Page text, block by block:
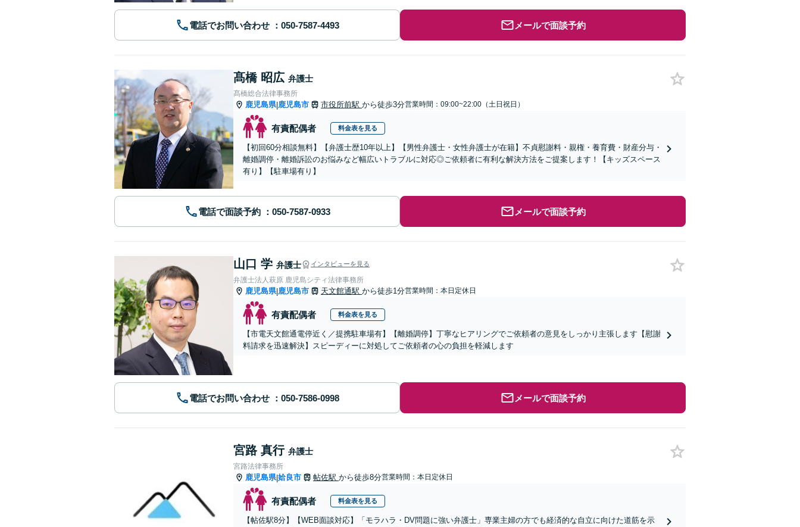
電話でお問い合わせ メールで面談予約
髙橋 昭広 弁護士
髙橋総合法律事務所
鹿児島県|鹿児島市 市役所前駅 から徒歩3分営業時間：09:00~22:00（土日祝日）
有責配偶者 料金表を見る
【初回60分相談無料】【弁護士歴10年以上】【男性弁護士・女性弁護士が在籍】不貞慰謝料・親権・養育費・財産分与・
離婚調停・離婚訴訟のお悩みなど幅広いトラブルに対応◎ご依頼者に有利な解決方法をご提案します！【キッズスペース
有り】【駐車場有り】
電話で面談予約 メールで面談予約
山口 学 弁護士 インタビューを見る
弁護士法人萩原 鹿児島シティ法律事務所
鹿児島県|鹿児島市 天文館通駅 から徒歩1分営業時間：本日定休日
有責配偶者 料金表を見る
【市電天文館通電停近く／提携駐車場有】【離婚調停】丁寧なヒアリングでご依頼者の意見をしっかり主張します【慰謝
料請求を迅速解決】スピーディーに対処してご依頼者の心の負担を軽減します
電話でお問い合わせ メールで面談予約
宮路 真行 弁護士
宮路法律事務所
鹿児島県|姶良市 帖佐駅 から徒歩8分営業時間：本日定休日
有責配偶者 料金表を見る
【帖佐駅8分】【WEB面談対応】「モラハラ・DV問題に強い弁護士」専業主婦の方でも経済的な自立に向けた道筋を示